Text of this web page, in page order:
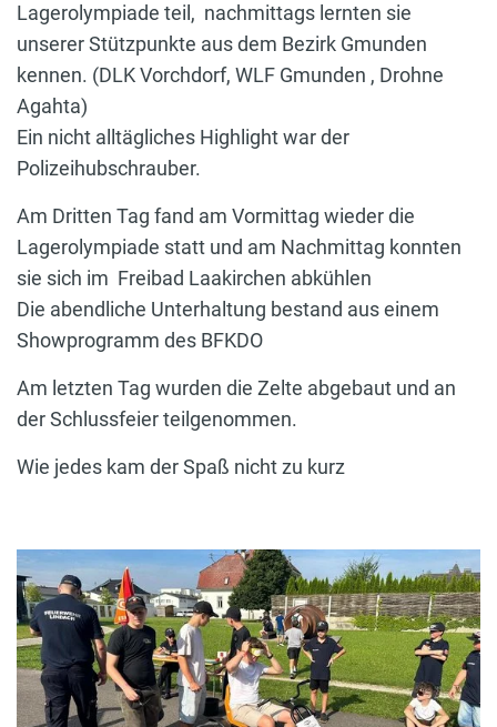
Lagerolympiade teil, nachmittags lernten sie
unserer Stützpunkte aus dem Bezirk Gmunden
kennen. (DLK Vorchdorf, WLF Gmunden , Drohne
Agahta)
Ein nicht alltägliches Highlight war der
Polizeihubschrauber.
Am Dritten Tag fand am Vormittag wieder die
Lagerolympiade statt und am Nachmittag konnten
sie sich im Freibad Laakirchen abkühlen
Die abendliche Unterhaltung bestand aus einem
Showprogramm des BFKDO
Am letzten Tag wurden die Zelte abgebaut und an
der Schlussfeier teilgenommen.
Wie jedes kam der Spaß nicht zu kurz